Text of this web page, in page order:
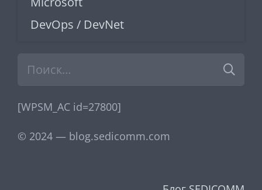
DevOps / DevNet
[WPSM_AC id=27800]
© 2024 — blog.sedicomm.com